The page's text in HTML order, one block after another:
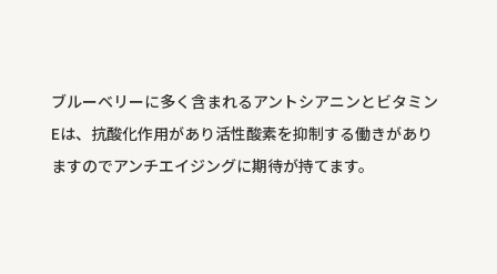
ブルーベリーに多く含まれるアントシアニンとビタミン
Eは、抗酸化作用があり活性酸素を抑制する働きがあり
ますのでアンチエイジングに期待が持てます。